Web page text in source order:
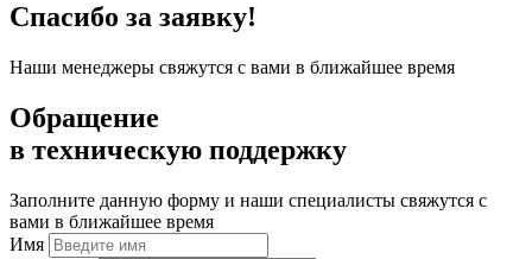
Спасибо за заявку!
Наши менеджеры свяжутся с вами в ближайшее время
Обращение
в техническую поддержку
Заполните данную форму и наши специалисты свяжутся с
вами в ближайшее время
Имя